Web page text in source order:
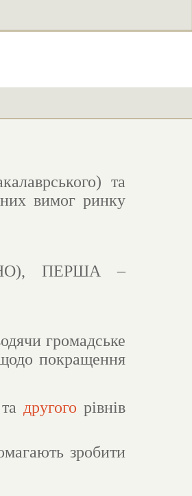
та
вимог ринку
ПЕРША –
громадське
щодо покращення
та другого рівнів
зробити